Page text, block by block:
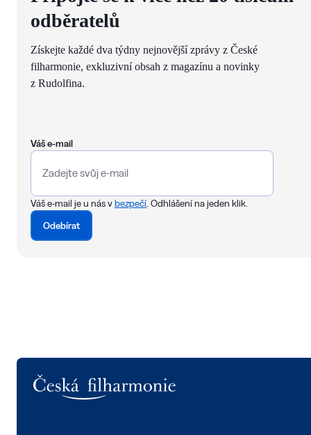
odběratelů
Získejte každé dva týdny nejnovější zprávy z České
filharmonie, exkluzivní obsah z magazínu a novinky
z Rudolfina.
Váš e-mail
Váš e-mail je u nás vbezpečí . Odhlášení na jeden klik.
Odebírat